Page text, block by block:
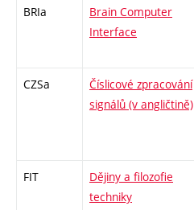
BRIa
Brain Computer
Interface
CZSa
Číslicové zpracování
signálů (v angličtině)
FIT
Dějiny a filozofie
techniky